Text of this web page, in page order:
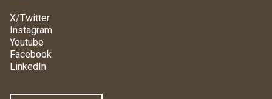
X/Twitter
Instagram
Youtube
Facebook
LinkedIn